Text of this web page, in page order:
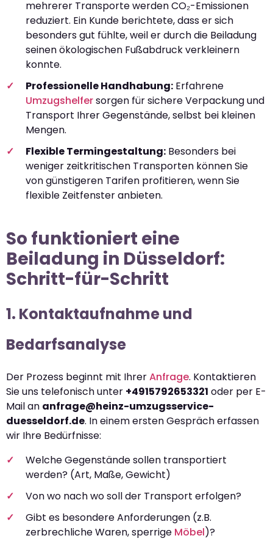
mehrerer Transporte werden CO₂-Emissionen
reduziert. Ein Kunde berichtete, dass er sich
besonders gut fühlte, weil er durch die Beiladung
seinen ökologischen Fußabdruck verkleinern
konnte.
Professionelle Handhabung: Erfahrene
Umzugshelfersorgen für sichere Verpackung und
Transport Ihrer Gegenstände, selbst bei kleinen
Mengen.
Flexible Termingestaltung: Besonders bei
weniger zeitkritischen Transporten können Sie
von günstigeren Tarifen profitieren, wenn Sie
flexible Zeitfenster anbieten.
So funktioniert eine
Beiladung in Düsseldorf:
Schritt-für-Schritt
1. Kontaktaufnahme und
Bedarfsanalyse
Der Prozess beginnt mit IhrerAnfrage. Kontaktieren
Sie uns telefonisch unter +4915792653321 oder per E-
Mail an anfrage@heinz-umzugsservice-
duesseldorf.de. In einem ersten Gespräch erfassen
wir Ihre Bedürfnisse:
Welche Gegenstände sollen transportiert
werden? (Art, Maße, Gewicht)
Von wo nach wo soll der Transport erfolgen?
Gibt es besondere Anforderungen (z.B.
zerbrechliche Waren, sperrige Möbel)?